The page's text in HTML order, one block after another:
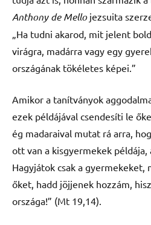
Anthony de Mellojezsuita
„Ha tudni akarod, mit jelent
virágra, madárra vagy egy
országának tökéletes képei.”
Amikor a tanítványok
ezek példájával csendesíti le
ég madaraival mutat rá arra,
ott van a kisgyermekek példája,
Hagyjátok csak a gyermekeket,
őket, hadd jöjjenek hozzám,
országa!” (Mt 19,14).